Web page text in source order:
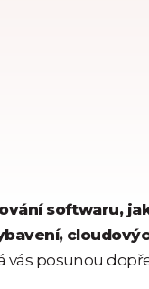
softwaru,
vás posunou